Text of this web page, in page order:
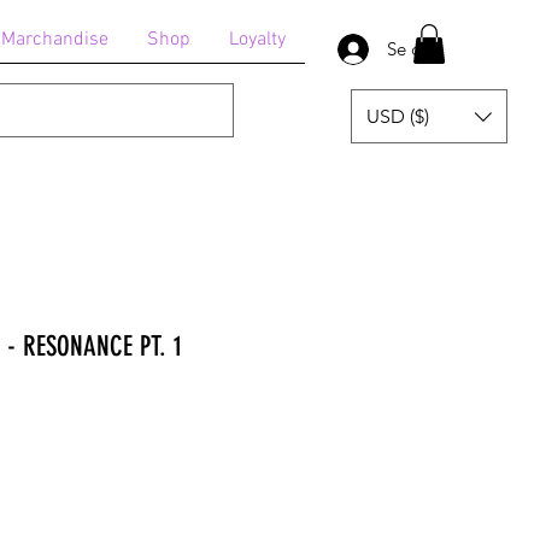
Marchandise Shop Loyalty Se connecter
USD ($)
RESONANCE PT. 1